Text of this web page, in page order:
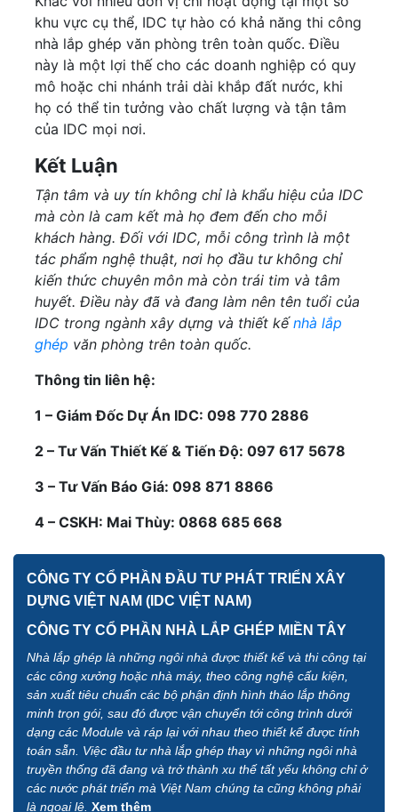
khu vực cụ thể, IDC tự hào có khả năng thi công
nhà lắp ghép văn phòng trên toàn quốc. Điều
này là một lợi thế cho các doanh nghiệp có quy
mô hoặc chi nhánh trải dài khắp đất nước, khi
họ có thể tin tưởng vào chất lượng và tận tâm
của IDC mọi nơi.
Kết Luận
Tận tâm và uy tín không chỉ là khẩu hiệu của IDC
mà còn là cam kết mà họ đem đến cho mỗi
khách hàng. Đối với IDC, mỗi công trình là một
tác phẩm nghệ thuật, nơi họ đầu tư không chỉ
kiến thức chuyên môn mà còn trái tim và tâm
huyết. Điều này đã và đang làm nên tên tuổi của
IDC trong ngành xây dựng và thiết kếnhà lắp
ghép văn phòng trên toàn quốc.
Thông tin liên hệ:
1 – Giám Đốc Dự Án IDC: 098 770 2886
2 – Tư Vấn Thiết Kế & Tiến Độ: 097 617 5678
3 – Tư Vấn Báo Giá: 098 871 8866
4 – CSKH: Mai Thùy: 0868 685 668
CÔNG TY CỔ PHẦN ĐẦU TƯ PHÁT TRIỂN XÂY
DỰNG VIỆT NAM (IDC VIỆT NAM)
CÔNG TY CỔ PHẦN NHÀ LẮP GHÉP MIỀN TÂY
Nhà lắp ghép là những ngôi nhà được thiết kế và thi công tại
các công xưởng hoặc nhà máy, theo công nghệ cấu kiện,
sản xuất tiêu chuẩn các bộ phận định hình tháo lắp thông
minh trọn gói, sau đó được vận chuyển tới công trình dưới
dạng các Module và ráp lại với nhau theo thiết kế được tính
toán sẵn. Việc đầu tư nhà lắp ghép thay vì những ngôi nhà
truyền thống đã đang và trở thành xu thế tất yếu không chỉ ở
các nước phát triển mà Việt Nam chúng ta cũng không phải
là ngoại lệ. Xem thêm